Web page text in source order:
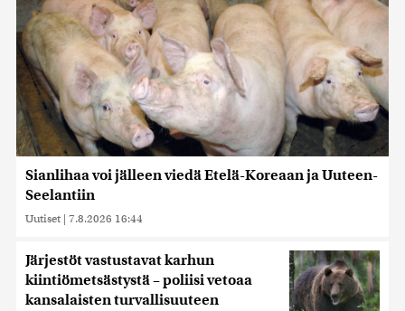
Sianlihaa voi jälleen viedä Etelä-Koreaan ja Uuteen-
Seelantiin
Uutiset | 7.8.2026 16:44
Järjestöt vastustavat karhun
kiintiömetsästystä – poliisi vetoaa
kansalaisten turvallisuuteen